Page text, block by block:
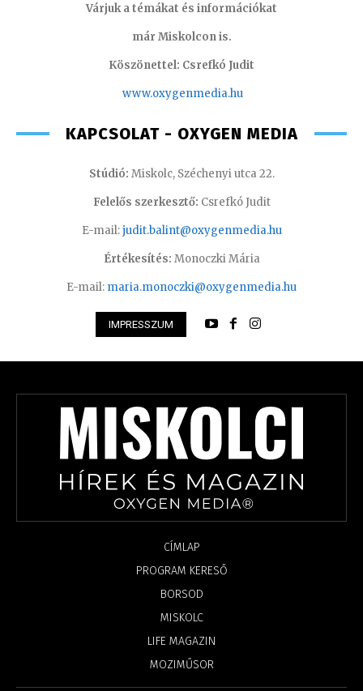
Várjuk a témákat és információkat
már Miskolcon is.
Köszönettel: Csrefkó Judit
www.oxygenmedia.hu
KAPCSOLAT - OXYGEN MEDIA
Stúdió: Miskolc, Széchenyi utca 22.
Felelős szerkesztő: Csrefkó Judit
E-mail:judit.balint@oxygenmedia.hu
Értékesítés: Monoczki Mária
E-mail: maria.monoczki@oxygenmedia.hu
IMPRESSZUM
CÍMLAP
PROGRAM KERESŐ
BORSOD
MISKOLC
LIFE MAGAZIN
MOZIMŰSOR